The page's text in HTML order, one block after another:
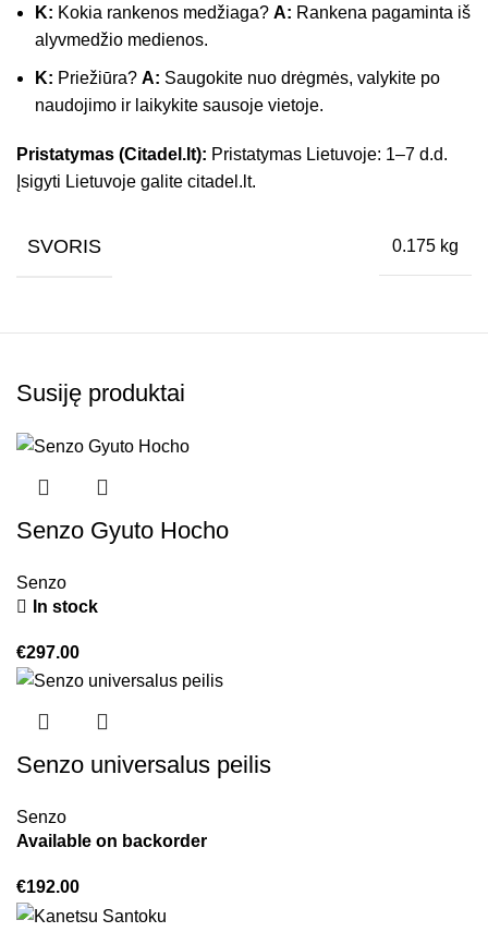
K: Kokia rankenos medžiaga? A: Rankena pagaminta iš
alyvmedžio medienos.
K: Priežiūra? A: Saugokite nuo drėgmės, valykite po
naudojimo ir laikykite sausoje vietoje.
Pristatymas (Citadel.lt): Pristatymas Lietuvoje: 1–7 d.d.
Įsigyti Lietuvoje galite citadel.lt.
SVORIS 0.175 kg
Susiję produktai
Senzo Gyuto Hocho
Senzo
In stock
€297.00
Senzo universalus peilis
Senzo
Available on backorder
€192.00